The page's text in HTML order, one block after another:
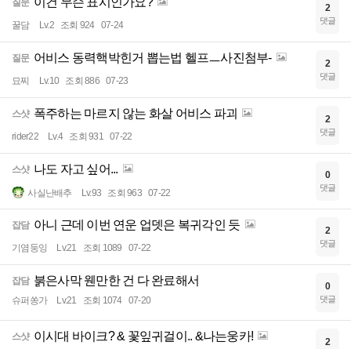
질문
꿀담 Lv.2 조회 924 07-24
2
댓글
질문 어비스 동력핵박힌거 뽑는법 헬프ㅡ사진첨부-
묘찌 Lv.10 조회 886 07-23
2
댓글
스샷 폭주하는 마르지 않는 화살 어비스 파괴
rider22 Lv.4 조회 931 07-22
2
댓글
스샷 나도 자고 싶어...
사실난배추 Lv.93 조회 963 07-22
0
댓글
잡담 아니 근데 이번 연운 업뎃은 복귀각인 듯
기염둥잉 Lv.21 조회 1089 07-22
2
댓글
잡담 붉은사막 웬만한 건 다 완료해서
슈퍼쏭가 Lv.21 조회 1074 07-20
0
댓글
스샷 이시대 바이크? & 꽃잎귀걸이.. &나는웅카! 2